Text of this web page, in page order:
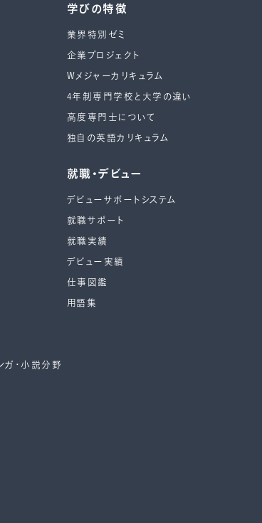
ガ・小説分野
学びの特徴
業界特別ゼミ
企業プロジェクト
Wメジャーカリキュラム
4年制専⾨学校と⼤学の違い
高度専門士について
独自の英語カリキュラム
就職・デビュー
デビューサポートシステム
就職サポート
就職実績
デビュー実績
仕事図鑑
用語集